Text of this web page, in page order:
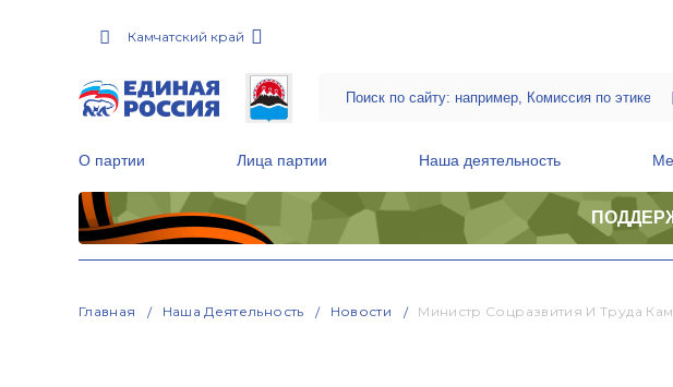
Камчатский край
О партии Лица партии Наша деятельность
Главная Наша Деятельность Новости Министр Соцразвития И Труда